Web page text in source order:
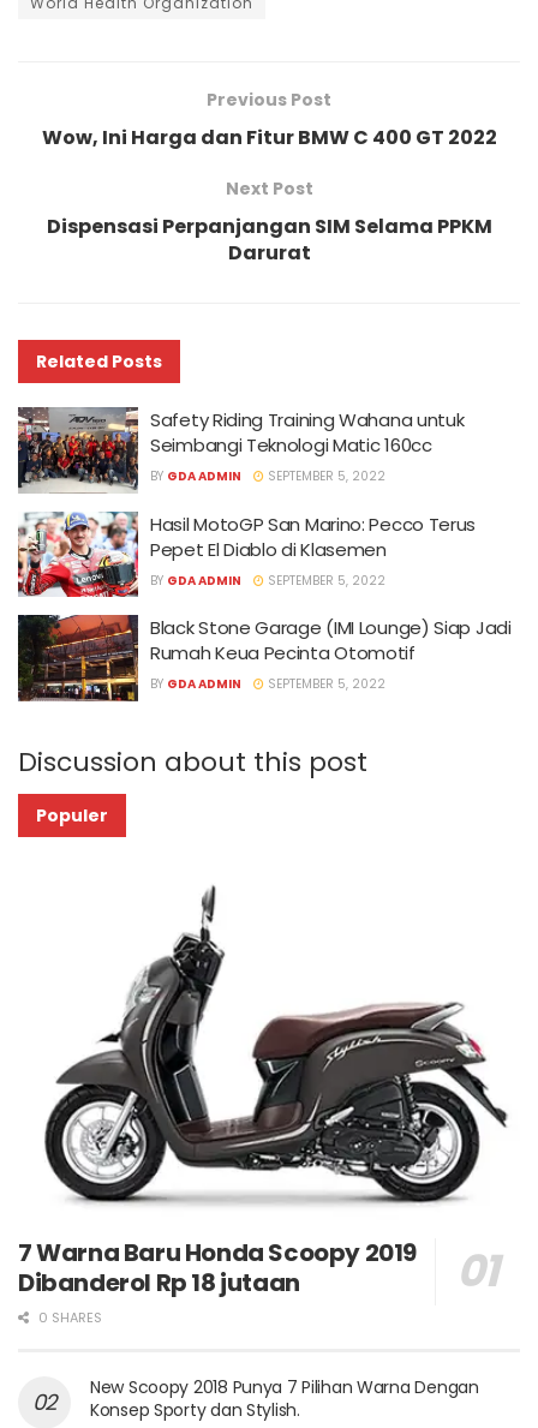
Previous Post
Wow, Ini Harga dan Fitur BMW C 400 GT 2022
Next Post
Dispensasi Perpanjangan SIM Selama PPKM
Darurat
Related Posts
Safety Riding Training Wahana untuk
Seimbangi Teknologi Matic 160cc
BY GDA ADMIN SEPTEMBER 5, 2022
Hasil MotoGP San Marino: Pecco Terus
Pepet El Diablo di Klasemen
BY GDA ADMIN SEPTEMBER 5, 2022
Black Stone Garage (IMI Lounge) Siap Jadi
Rumah Keua Pecinta Otomotif
BY GDA ADMIN SEPTEMBER 5, 2022
Discussion about this post
Populer
7 Warna Baru Honda Scoopy 2019
Dibanderol Rp 18 jutaan
0 SHARES
New Scoopy 2018 Punya 7 Pilihan Warna Dengan
Konsep Sporty dan Stylish.